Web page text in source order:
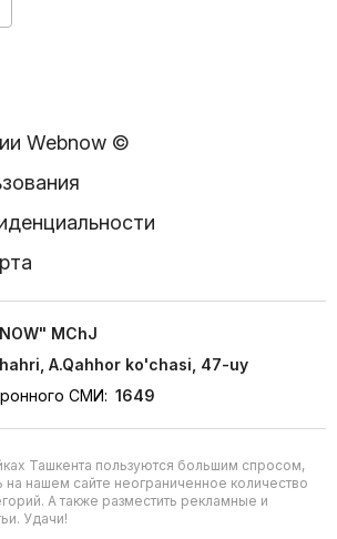
Webnow ©
MChJ
A.Qahhor ko'chasi, 47-uy
СМИ: 1649
Ташкента пользуются большим спросом,
на нашем сайте неограниченное количество
А также разместить рекламные и
Удачи!